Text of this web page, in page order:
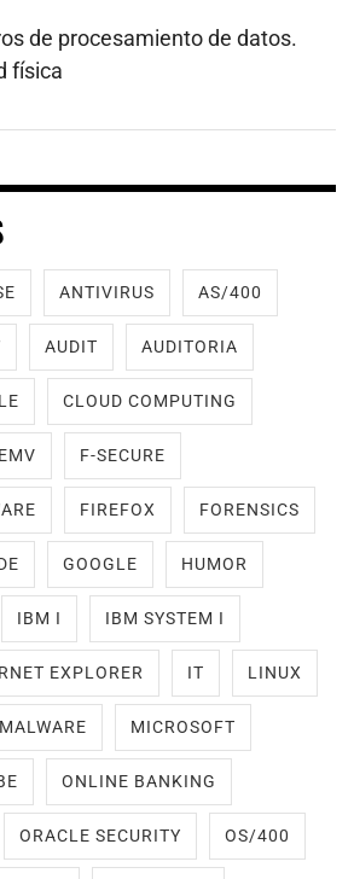
de procesamiento de datos.
física
ANTIVIRUS AS/400
AUDIT AUDITORIA
CLOUD COMPUTING
EMV F-SECURE
FIREFOX FORENSICS
GOOGLE HUMOR
IBM I IBM SYSTEM I
EXPLORER IT LINUX
MALWARE MICROSOFT
ONLINE BANKING
ORACLE SECURITY OS/400